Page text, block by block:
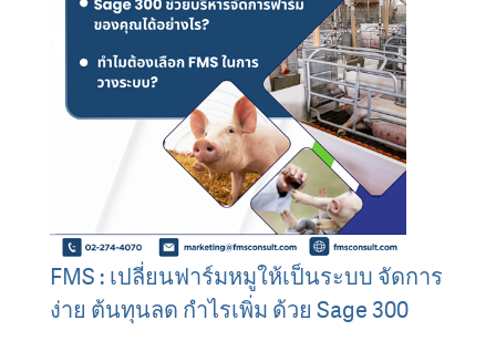
FMS : เปลี่ยนฟาร์มหมูให้เป็นระบบ จัดการ
ง่าย ต้นทุนลด กำไรเพิ่ม ด้วย Sage 300